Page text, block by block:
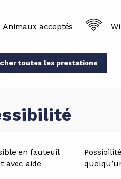
Animaux acceptés
toutes les prestations
en fauteuil
avec aide